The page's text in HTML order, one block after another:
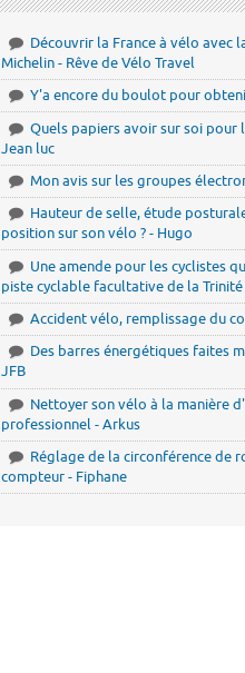
Découvrir la France à vélo avec
Michelin - Rêve de Vélo Travel
Y'a encore du boulot pour
Quels papiers avoir sur soi pour
Jean luc
Mon avis sur les groupes
Hauteur de selle, étude
position sur son vélo ? - Hugo
Une amende pour les cyclistes
piste cyclable facultative de la
Accident vélo, remplissage du
Des barres énergétiques faites
JFB
Nettoyer son vélo à la manière
professionnel - Arkus
Réglage de la circonférence de
compteur - Fiphane